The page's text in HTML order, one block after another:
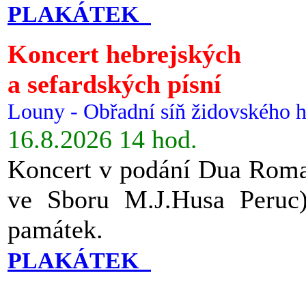
PLAKÁTEK
Koncert hebrejských
a sefardských písní
Louny - Obřadní síň židovského
16.8.2026 14 hod.
Koncert v podání Dua
ve Sboru M.J.Husa
památek.
PLAKÁTEK